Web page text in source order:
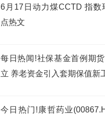
6月17日动力煤CCTD 指数
点热文
每日热闻!社保基金首例期
立 养老资金引入套期保值新
今日热门!康哲药业